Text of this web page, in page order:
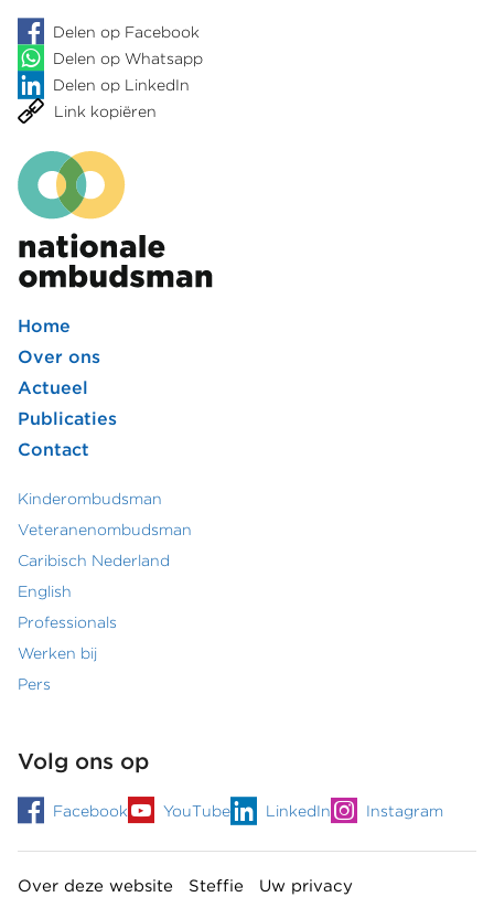
Delen op Facebook
Delen op Whatsapp
Delen op LinkedIn
Link kopiëren
Footer
hoofdmenu
Home
Over ons
Actueel
Publicaties
Contact
Footer
secundair
menu
Kinderombudsman
Veteranenombudsman
Caribisch Nederland
English
Professionals
Werken bij
Pers
Volg ons op
Facebook YouTube LinkedIn Instagram
Over deze website Steffie Uw privacy